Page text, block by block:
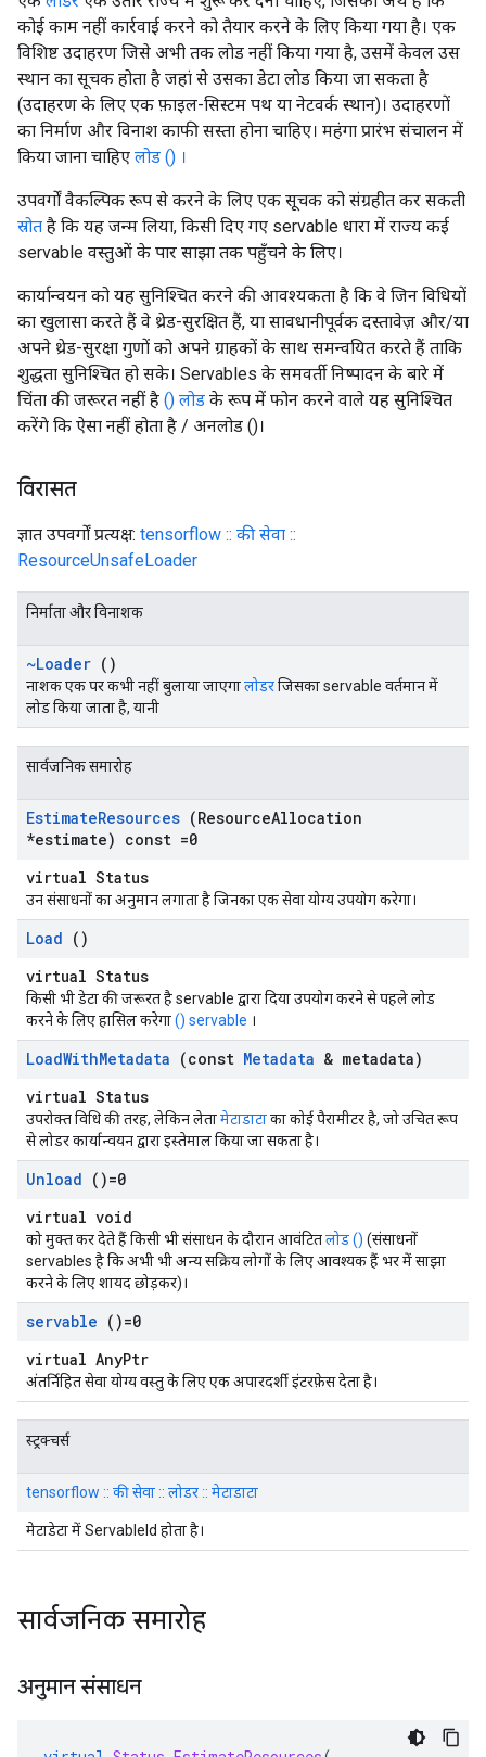
कोई काम नहीं कार्रवाई करने को तैयार करने के लिए किया गया है। एक
विशिष्ट उदाहरण जिसे अभी तक लोड नहीं किया गया है, उसमें केवल उस
स्थान का सूचक होता है जहां से उसका डेटा लोड किया जा सकता है
(उदाहरण के लिए एक फ़ाइल-सिस्टम पथ या नेटवर्क स्थान)। उदाहरणों
का निर्माण और विनाश काफी सस्ता होना चाहिए। महंगा प्रारंभ संचालन में
किया जाना चाहिए लोड () ।
उपवर्गों वैकल्पिक रूप से करने के लिए एक सूचक को संग्रहीत कर सकती
स्रोत है कि यह जन्म लिया, किसी दिए गए servable धारा में राज्य कई
servable वस्तुओं के पार साझा तक पहुँचने के लिए।
कार्यान्वयन को यह सुनिश्चित करने की आवश्यकता है कि वे जिन विधियों
का खुलासा करते हैं वे थ्रेड-सुरक्षित हैं, या सावधानीपूर्वक दस्तावेज़ और/या
अपने थ्रेड-सुरक्षा गुणों को अपने ग्राहकों के साथ समन्वयित करते हैं ताकि
शुद्धता सुनिश्चित हो सके। Servables के समवर्ती निष्पादन के बारे में
चिंता की जरूरत नहीं है () लोड के रूप में फोन करने वाले यह सुनिश्चित
करेंगे कि ऐसा नहीं होता है / अनलोड ()।
विरासत
ज्ञात उपवर्गों प्रत्यक्ष: tensorflow :: की सेवा ::
ResourceUnsafeLoader
निर्माता और विनाशक
~Loader ()
नाशक एक पर कभी नहीं बुलाया जाएगालोडरजिसका servable वर्तमान में
लोड किया जाता है, यानी
सार्वजनिक समारोह
EstimateResources (ResourceAllocation
*estimate) const =0
virtual Status
उन संसाधनों का अनुमान लगाता है जिनका एक सेवा योग्य उपयोग करेगा।
Load ()
virtual Status
किसी भी डेटा की जरूरत है servable द्वारा दिया उपयोग करने से पहले लोड
करने के लिए हासिल करेगा() servable ।
LoadWithMetadata (const Metadata & metadata)
virtual Status
उपरोक्त विधि की तरह, लेकिन लेतामेटाडाटाका कोई पैरामीटर है, जो उचित रूप
से लोडर कार्यान्वयन द्वारा इस्तेमाल किया जा सकता है।
Unload ()=0
virtual void
को मुक्त कर देते हैं किसी भी संसाधन के दौरान आवंटितलोड () (संसाधनों
servables है कि अभी भी अन्य सक्रिय लोगों के लिए आवश्यक हैं भर में साझा
करने के लिए शायद छोड़कर)।
servable ()=0
virtual AnyPtr
अंतर्निहित सेवा योग्य वस्तु के लिए एक अपारदर्शी इंटरफ़ेस देता है।
स्ट्रक्चर्स
tensorflow :: की सेवा :: लोडर :: मेटाडाटा
मेटाडेटा में ServableId होता है।
सार्वजनिक समारोह
अनुमान संसाधन